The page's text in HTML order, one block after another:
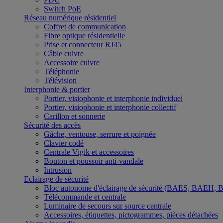
Switch PoE
Réseau numérique résidentiel
Coffret de communication
Fibre optique résidentielle
Prise et connecteur RJ45
Câble cuivre
Accessoire cuivre
Téléphonie
Télévision
Interphonie & portier
Portier, visiophonie et interphonie individuel
Portier, visiophonie et interphonie collectif
Carillon et sonnerie
Sécurité des accès
Gâche, ventouse, serrure et poignée
Clavier codé
Centrale Vigik et accessoires
Bouton et poussoir anti-vandale
Intrusion
Eclairage de sécurité
Bloc autonome d'éclairage de sécurité (BAES,
Télécommande et centrale
Luminaire de secours sur source centrale
Accessoires, étiquettes, pictogrammes, pièces détachées